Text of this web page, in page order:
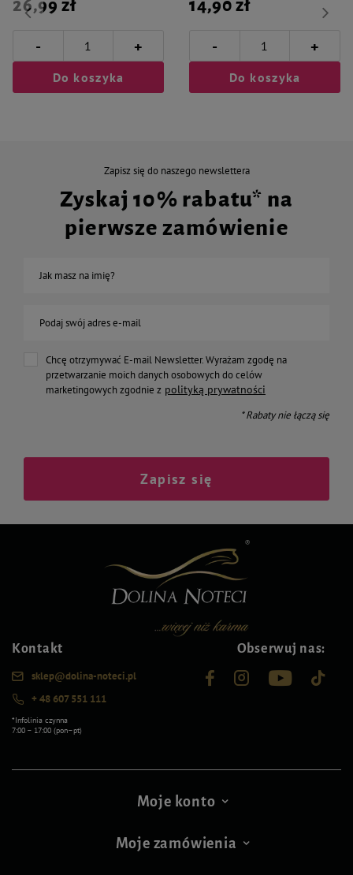
26,99 zł
- +
Do koszyka
14,90 zł
- +
Do koszyka
Zapisz się do naszego newslettera
Zyskaj 10% rabatu* na
pierwsze zamówienie
Jak masz na imię?
Podaj swój adres e-mail
Chcę otrzymywać E-mail Newsletter. Wyrażam zgodę na
przetwarzanie moich danych osobowych do celów
marketingowych zgodnie z polityką prywatności
* Rabaty nie łączą się
Zapisz się
Kontakt
sklep@dolina-noteci.pl
+ 48 607 551 111
*Infolinia czynna
7:00 – 17:00 (pon–pt)
Obserwuj nas:
Moje konto
Moje zamówienia